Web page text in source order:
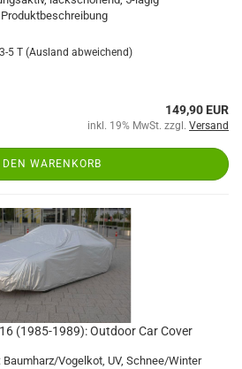
5 T (Ausland abweichend)
149,90 EUR
inkl. 19% MwSt. zzgl. Versand
DEN WARENKORB
(1985-1989): Outdoor Car Cover
Vogelkot, UV, Schnee/Winter